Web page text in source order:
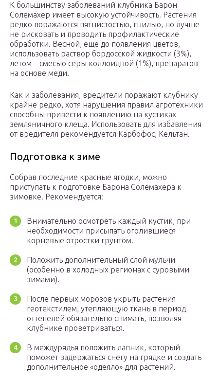
К большинству заболеваний клубника Барон
Солемахер имеет высокую устойчивость. Растения
редко поражаются пятнистостью, гнилью, но лучше
не рисковать и проводить профилактические
обработки. Весной, еще до появления цветов,
использовать раствор бордосской жидкости (3%),
летом – смесью серы коллоидной (1%), препаратов
на основе меди.
Как и заболевания, вредители поражают клубнику
крайне редко, хотя нарушения правил агротехники
способны привести к появлению на кустиках
земляничного клеща. Использовать для избавления
от вредителя рекомендуется Карбофос, Кельтан.
Подготовка к зиме
Собрав последние красные ягодки, можно
приступать к подготовке Барона Солемахера к
зимовке. Рекомендуется:
Внимательно осмотреть каждый кустик, при
необходимости присыпать оголившиеся
корневые отростки грунтом.
Положить дополнительный слой мульчи
(особенно в холодных регионах с суровыми
зимами).
После первых морозов укрыть растения
геотекстилем, утепляющую ткань в период
оттепелей обязательно снимать, позволяя
клубнике проветриваться.
В междурядья положить лапник, который
поможет задержаться снегу на грядке и создать
дополнительное «одеяло» для растений.